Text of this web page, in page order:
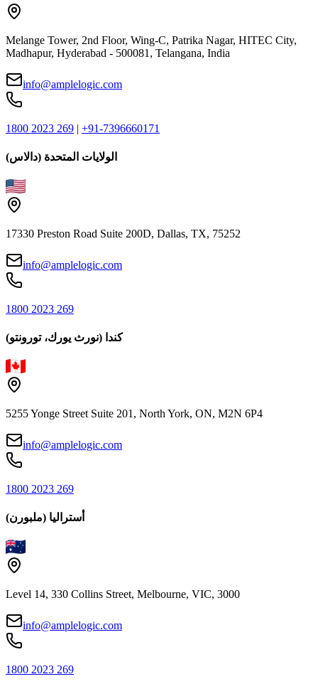
Melange Tower, 2nd Floor, Wing-C, Patrika Nagar, HITEC City,
Madhapur, Hyderabad - 500081, Telangana, India
info@amplelogic.com
1800 2023 269 | +91-7396660171
الولايات المتحدة (دالاس)
17330 Preston Road Suite 200D, Dallas, TX, 75252
info@amplelogic.com
1800 2023 269
كندا (نورث يورك، تورونتو)
5255 Yonge Street Suite 201, North York, ON, M2N 6P4
info@amplelogic.com
1800 2023 269
أستراليا (ملبورن)
Level 14, 330 Collins Street, Melbourne, VIC, 3000
info@amplelogic.com
1800 2023 269